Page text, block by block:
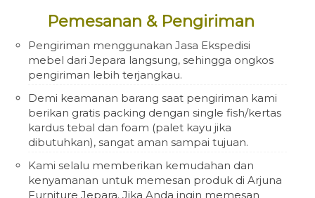
Pemesanan & Pengiriman
Pengiriman menggunakan Jasa Ekspedisi
mebel dari Jepara langsung, sehingga ongkos
pengiriman lebih terjangkau.
Demi keamanan barang saat pengiriman kami
berikan gratis packing dengan single fish/kertas
kardus tebal dan foam (palet kayu jika
dibutuhkan), sangat aman sampai tujuan.
Kami selalu memberikan kemudahan dan
kenyamanan untuk memesan produk di Arjuna
Furniture Jepara. Jika Anda ingin memesan